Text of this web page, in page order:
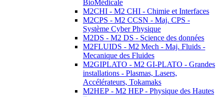
BioMédicale
M2CHI - M2 CHI - Chimie et Interfaces
M2CPS - M2 CCSN - Maj. CPS -
Système Cyber Physique
M2DS - M2 DS - Science des données
M2FLUIDS - M2 Mech - Maj. Fluids -
Mecanique des Fluides
M2GIPLATO - M2 GI-PLATO - Grandes
installations - Plasmas, Lasers,
Accélérateurs, Tokamaks
M2HEP - M2 HEP - Physique des Hautes